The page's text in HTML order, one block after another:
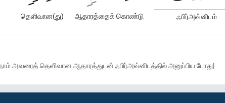
ஃபிர்அவ்னிடம்
ஆதாரத்தைக் கொண்டு
தெளிவான(து)
நாம் அவரைத் தெளிவான ஆதாரத்துடன் ஃபிர்அவ்னிடத்தில் அனுப்பிய போது|